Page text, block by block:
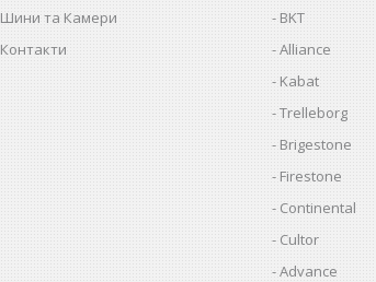
Шини та Камери
Контакти
BKT
Alliance
Kabat
Trelleborg
Brigestone
Firestone
Continental
Cultor
Advance